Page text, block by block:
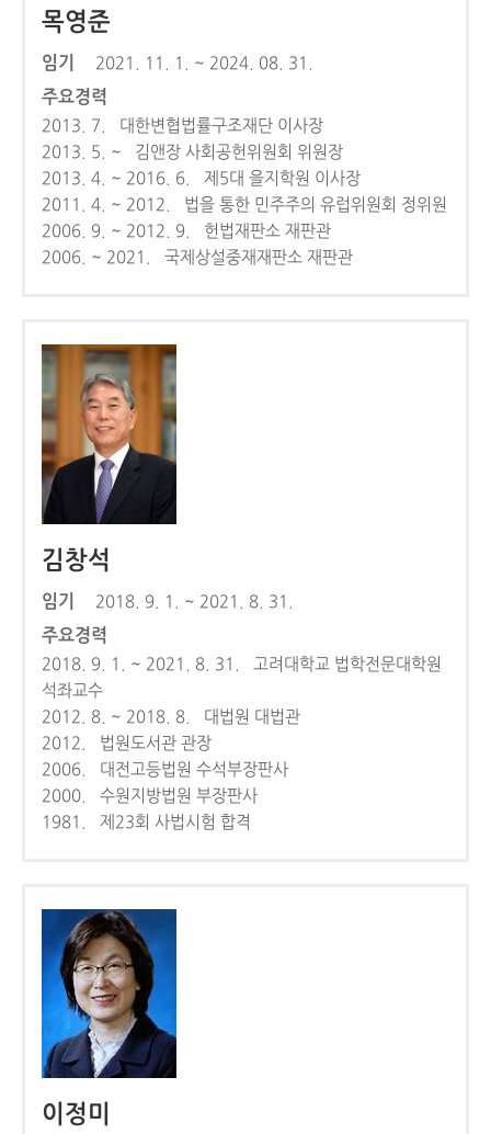
목영준
임기 2021. 11. 1. ~ 2024. 08. 31.
주요경력
2013. 7. 대한변협법률구조재단 이사장
2013. 5. ~ 김앤장 사회공헌위원회 위원장
2013. 4. ~ 2016. 6. 제5대 을지학원 이사장
2011. 4. ~ 2012. 법을 통한 민주주의 유럽위원회 정위원
2006. 9. ~ 2012. 9. 헌법재판소 재판관
2006. ~ 2021. 국제상설중재재판소 재판관
김창석
임기 2018. 9. 1. ~ 2021. 8. 31.
주요경력
2018. 9. 1. ~ 2021. 8. 31. 고려대학교 법학전문대학원
석좌교수
2012. 8. ~ 2018. 8. 대법원 대법관
2012. 법원도서관 관장
2006. 대전고등법원 수석부장판사
2000. 수원지방법원 부장판사
1981. 제23회 사법시험 합격
이정미